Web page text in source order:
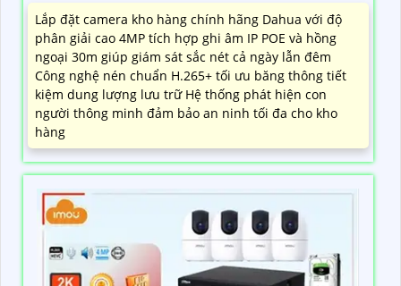
Lắp đặt camera kho hàng chính hãng Dahua với độ
phân giải cao 4MP tích hợp ghi âm IP POE và hồng
ngoại 30m giúp giám sát sắc nét cả ngày lẫn đêm
Công nghệ nén chuẩn H.265+ tối ưu băng thông tiết
kiệm dung lượng lưu trữ Hệ thống phát hiện con
người thông minh đảm bảo an ninh tối đa cho kho
hàng